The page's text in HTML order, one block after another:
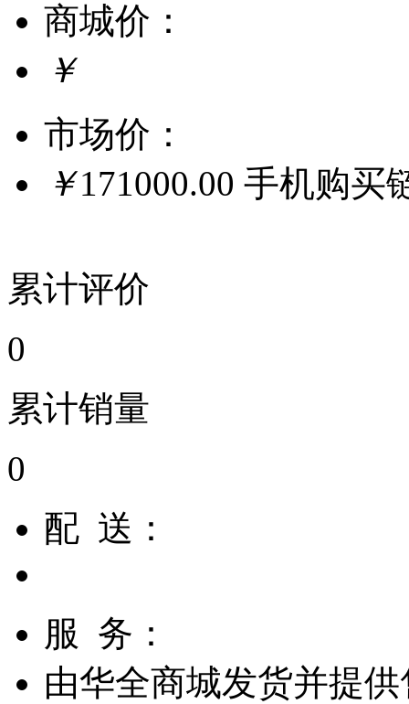
商城价：
￥
市场价：
￥171000.00 手机购买
累计评价
0
累计销量
0
配 送：
服 务：
由华全商城发货并提